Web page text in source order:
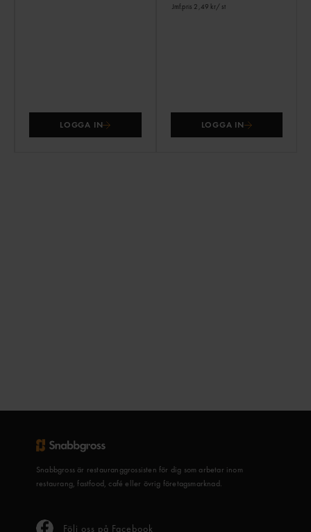
LOGGA IN
Jmf.pris 2,49 kr/ st
LOGGA IN
Snabbgross är restauranggrossisten för dig som arbetar inom
restaurang, fastfood, café eller övrig företagsmarknad.
Följ oss på Facebook